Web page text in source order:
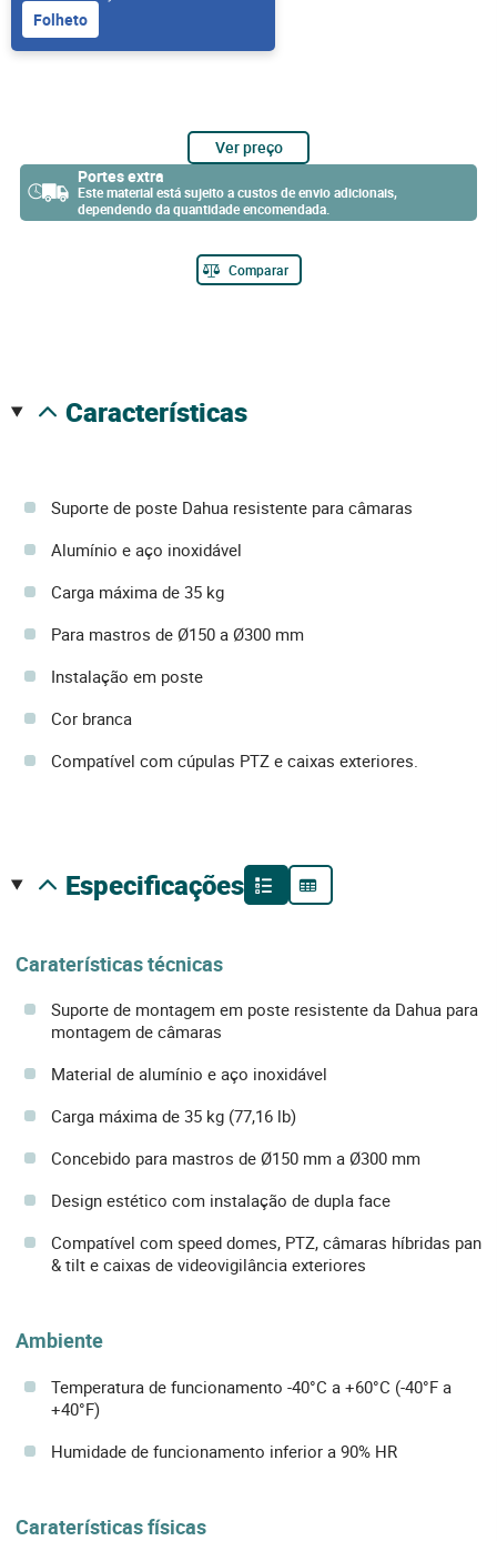
Folheto
Ver preço
Portes extra
Este material está sujeito a custos de envio adicionais,
dependendo da quantidade encomendada.
Comparar
características
Suporte de poste Dahua resistente para câmaras
Alumínio e aço inoxidável
Carga máxima de 35 kg
Para mastros de Ø150 a Ø300 mm
Instalação em poste
Cor branca
Compatível com cúpulas PTZ e caixas exteriores.
especificações
Caraterísticas técnicas
Suporte de montagem em poste resistente da Dahua para
montagem de câmaras
Material de alumínio e aço inoxidável
Carga máxima de 35 kg (77,16 lb)
Concebido para mastros de Ø150 mm a Ø300 mm
Design estético com instalação de dupla face
Compatível com speed domes, PTZ, câmaras híbridas pan
& tilt e caixas de videovigilância exteriores
Ambiente
Temperatura de funcionamento -40°C a +60°C (-40°F a
+40°F)
Humidade de funcionamento inferior a 90% HR
Caraterísticas físicas